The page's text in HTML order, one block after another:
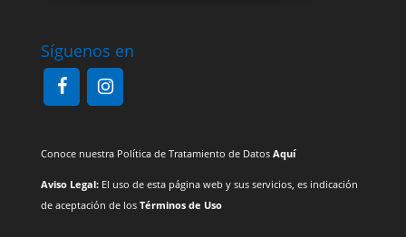
Síguenos en
Conoce nuestra Política de Tratamiento de Datos Aquí
Aviso Legal: El uso de esta página web y sus servicios, es indicación
de aceptación de los Términos de Uso